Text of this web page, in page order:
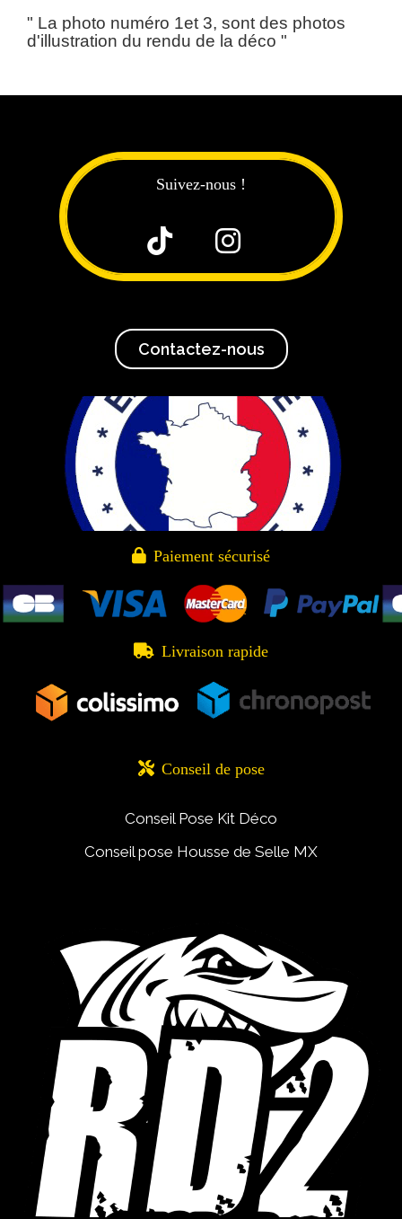
" La photo numéro 1et 3, sont des photos
d'illustration du rendu de la déco "
Suivez-nous !
 
Contactez-nous
 Paiement sécurisé
 Livraison rapide
 Conseil de pose
Conseil Pose Kit Déco
Conseil pose Housse de Selle MX